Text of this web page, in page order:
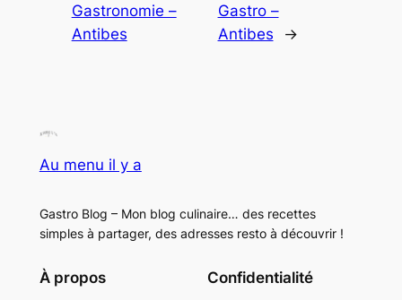
Gastronomie –
Antibes
Gastro –
Antibes
→
Au menu il y a
Gastro Blog – Mon blog culinaire… des recettes
simples à partager, des adresses resto à découvrir !
À propos Confidentialité